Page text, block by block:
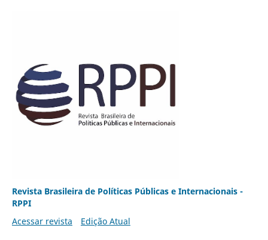
Revista Brasileira de Políticas Públicas e Internacionais -
RPPI
Acessar revista
Edição Atual